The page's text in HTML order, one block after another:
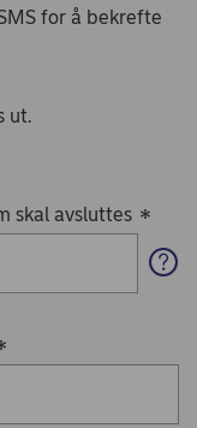
for å bekrefte
ut.
skal avsluttes *